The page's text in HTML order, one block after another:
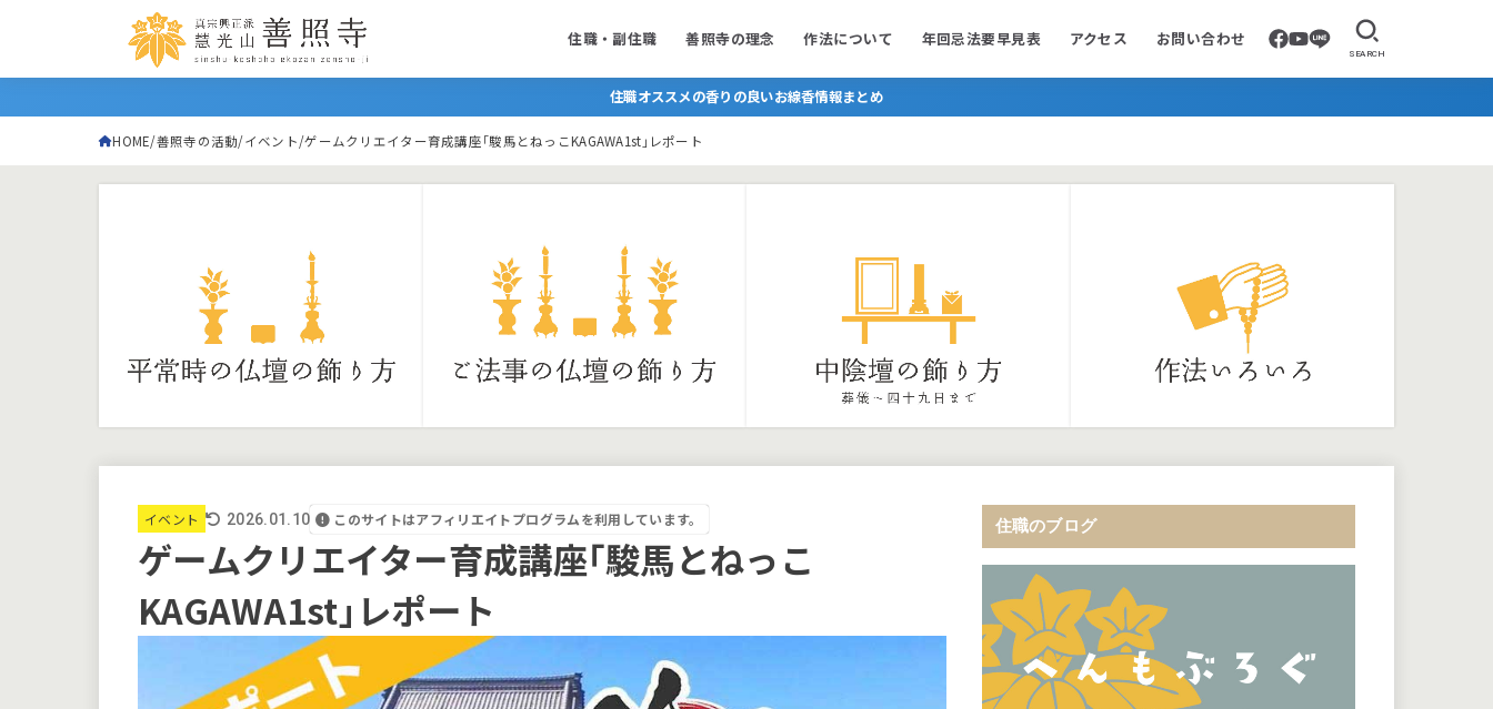
住職・副住職 善照寺の理念 作法について 年回忌法要早見表 アクセス お問い合わせ
SEARCH
住職オススメの香りの良いお線香情報まとめ
HOME 善照寺の活動 イベント ゲームクリエイター育成講座｢駿馬とねっこKAGAWA1st｣レポート
イベント 2026.01.10 このサイトはアフィリエイトプログラムを利用しています。
ゲームクリエイター育成講座｢駿馬とねっこ
KAGAWA1st｣レポート
住職のブログ